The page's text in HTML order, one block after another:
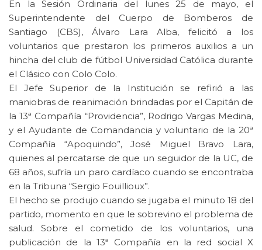
En la Sesión Ordinaria del lunes 25 de mayo, el
Superintendente del Cuerpo de Bomberos de
Santiago (CBS), Álvaro Lara Alba, felicitó a los
voluntarios que prestaron los primeros auxilios a un
hincha del club de fútbol Universidad Católica durante
el Clásico con Colo Colo.
El Jefe Superior de la Institución se refirió a las
maniobras de reanimación brindadas por el Capitán de
la 13ª Compañía “Providencia”, Rodrigo Vargas Medina,
y el Ayudante de Comandancia y voluntario de la 20ª
Compañía “Apoquindo”, José Miguel Bravo Lara,
quienes al percatarse de que un seguidor de la UC, de
68 años, sufría un paro cardíaco cuando se encontraba
en la Tribuna “Sergio Fouillioux”.
El hecho se produjo cuando se jugaba el minuto 18 del
partido, momento en que le sobrevino el problema de
salud. Sobre el cometido de los voluntarios, una
publicación de la 13ª Compañía en la red social X